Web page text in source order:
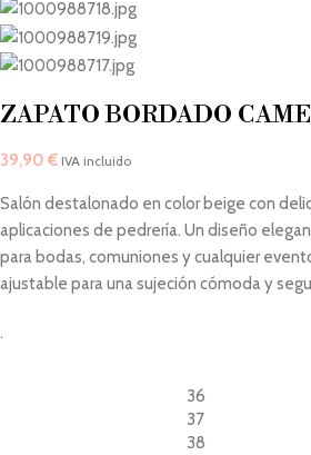
ZAPATO BORDADO
39,90 € IVA incluido
Salón destalonado en color beige con
aplicaciones de pedrería. Un diseño
para bodas, comuniones y cualquier
ajustable para una sujeción cómoda y
.
36
37
38